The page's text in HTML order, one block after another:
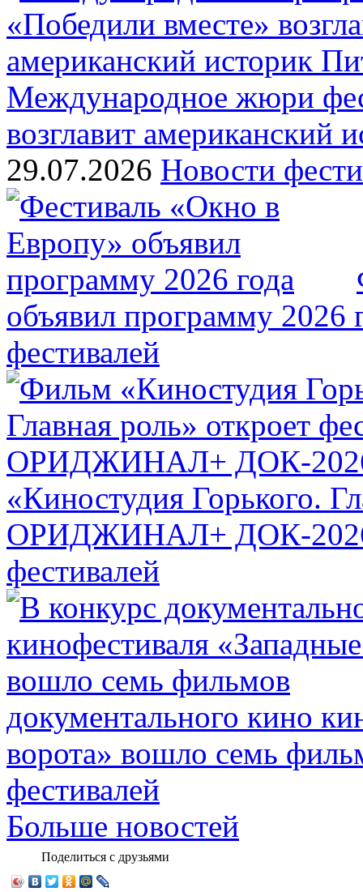
Международное жюри
возглавит американский
29.07.2026 Новости
объявил программу 2026
фестивалей
«Киностудия Горького.
ОРИДЖИНАЛ+ ДОК-
фестивалей
документального кино
ворота» вошло семь
фестивалей
Больше новостей
Поделиться с друзьями